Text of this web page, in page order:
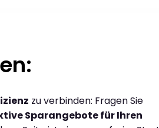
zu verbinden: Fragen Sie
Sparangebote für Ihren